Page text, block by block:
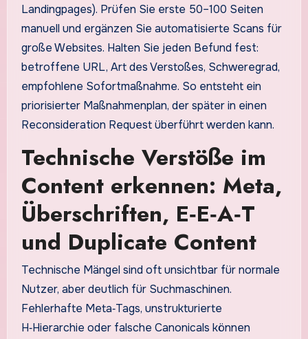
Landingpages). Prüfen Sie erste 50–100 Seiten
manuell und ergänzen Sie automatisierte Scans für
große Websites. Halten Sie jeden Befund fest:
betroffene URL, Art des Verstoßes, Schweregrad,
empfohlene Sofortmaßnahme. So entsteht ein
priorisierter Maßnahmenplan, der später in einen
Reconsideration Request überführt werden kann.
Technische Verstöße im
Content erkennen: Meta,
Überschriften, E‑E‑A‑T
und Duplicate Content
Technische Mängel sind oft unsichtbar für normale
Nutzer, aber deutlich für Suchmaschinen.
Fehlerhafte Meta‑Tags, unstrukturierte
H‑Hierarchie oder falsche Canonicals können